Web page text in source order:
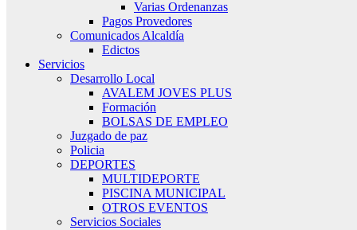
Varias Ordenanzas
Pagos Provedores
Comunicados Alcaldía
Edictos
Servicios
Desarrollo Local
AVALEM JOVES PLUS
Formación
BOLSAS DE EMPLEO
Juzgado de paz
Policia
DEPORTES
MULTIDEPORTE
PISCINA MUNICIPAL
OTROS EVENTOS
Servicios Sociales